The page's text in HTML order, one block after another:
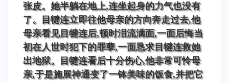
张皮。她半躺在地上,连坐起身的力气也没有
了。目犍连立即往他母亲的方向奔走过去,他
母亲看见目犍连后,顿时泪流满面,一面后悔当
初在人世时犯下的罪孽,一面恳求目犍连救她
出地狱。目犍连看后十分伤心,他非常可怜母
亲,于是施展神通变了一钵美味的饭食,并把它